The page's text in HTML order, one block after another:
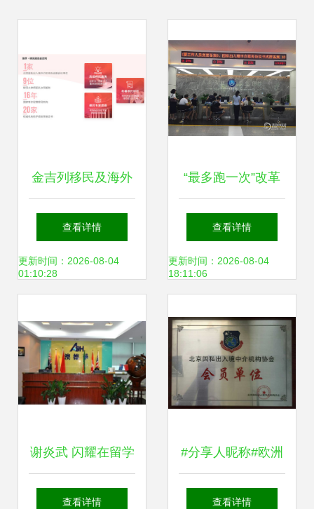
金吉列移民及海外
置业展会-北京站隆
重开启 一站式因私
查看详情
更新时间：2026-08-04
01:10:28
“最多跑一次”改革
中的疾行者 温州因
私出入境中介服务
查看详情
更新时间：2026-08-04
18:11:06
谢炎武 闪耀在留学
移民星空的“北
查看详情
#分享人昵称#欧洲
房产投资新趋势
查看详情